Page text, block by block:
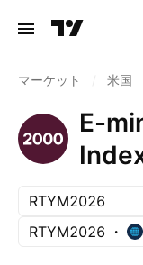
マーケット 米国
E-
2026)
RTYM2026
RTYM2026